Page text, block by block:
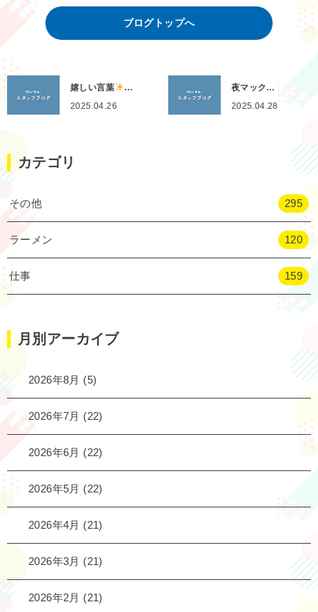
ブログトップへ
嬉しい言葉
…
2025.04.26
夜マック…
2025.04.28
カテゴリ
その他 295
ラーメン 120
仕事 159
月別アーカイブ
2026年8月 (5)
2026年7月 (22)
2026年6月 (22)
2026年5月 (22)
2026年4月 (21)
2026年3月 (21)
2026年2月 (21)